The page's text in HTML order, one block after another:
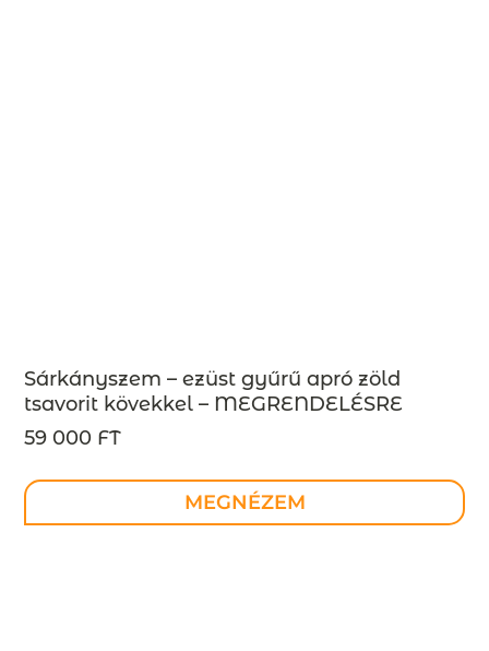
Sárkányszem – ezüst gyűrű apró zöld
tsavorit kövekkel – MEGRENDELÉSRE
59 000 FT
MEGNÉZEM